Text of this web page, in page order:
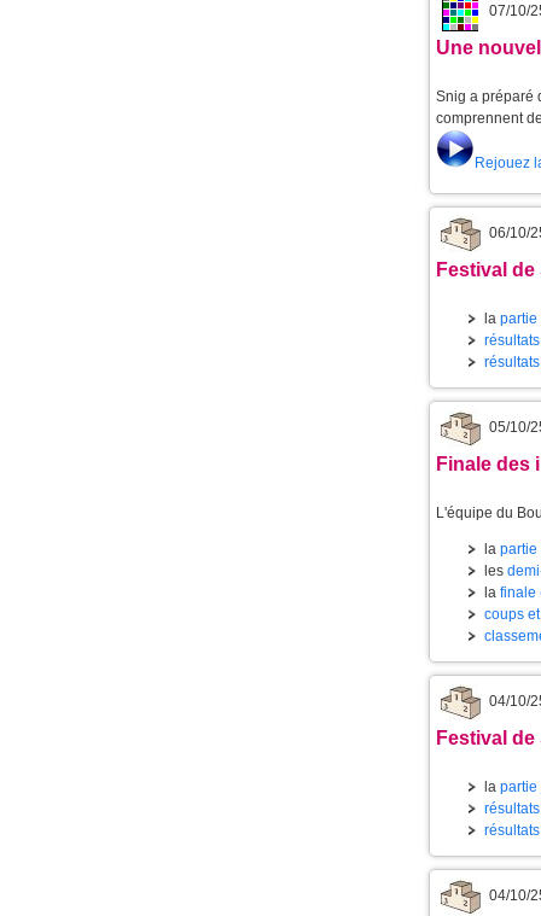
07/10/
Une
Snig a préparé
comprennent
Rejouez
06/10/
Festival
la partie
05/10/
Finale des
L'équipe du
la partie
les
la finale
coups
04/10/
Festival
la partie
04/10/